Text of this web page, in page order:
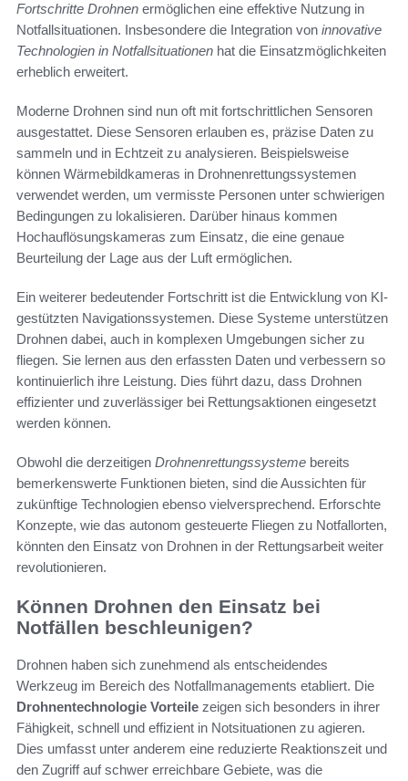
Fortschritte Drohnen ermöglichen eine effektive Nutzung in
Notfallsituationen. Insbesondere die Integration von innovative
Technologien in Notfallsituationen hat die Einsatzmöglichkeiten
erheblich erweitert.
Moderne Drohnen sind nun oft mit fortschrittlichen Sensoren
ausgestattet. Diese Sensoren erlauben es, präzise Daten zu
sammeln und in Echtzeit zu analysieren. Beispielsweise
können Wärmebildkameras in Drohnenrettungssystemen
verwendet werden, um vermisste Personen unter schwierigen
Bedingungen zu lokalisieren. Darüber hinaus kommen
Hochauflösungskameras zum Einsatz, die eine genaue
Beurteilung der Lage aus der Luft ermöglichen.
Ein weiterer bedeutender Fortschritt ist die Entwicklung von KI-
gestützten Navigationssystemen. Diese Systeme unterstützen
Drohnen dabei, auch in komplexen Umgebungen sicher zu
fliegen. Sie lernen aus den erfassten Daten und verbessern so
kontinuierlich ihre Leistung. Dies führt dazu, dass Drohnen
effizienter und zuverlässiger bei Rettungsaktionen eingesetzt
werden können.
Obwohl die derzeitigen Drohnenrettungssysteme bereits
bemerkenswerte Funktionen bieten, sind die Aussichten für
zukünftige Technologien ebenso vielversprechend. Erforschte
Konzepte, wie das autonom gesteuerte Fliegen zu Notfallorten,
könnten den Einsatz von Drohnen in der Rettungsarbeit weiter
revolutionieren.
Können Drohnen den Einsatz bei
Notfällen beschleunigen?
Drohnen haben sich zunehmend als entscheidendes
Werkzeug im Bereich des Notfallmanagements etabliert. Die
Drohnentechnologie Vorteile zeigen sich besonders in ihrer
Fähigkeit, schnell und effizient in Notsituationen zu agieren.
Dies umfasst unter anderem eine reduzierte Reaktionszeit und
den Zugriff auf schwer erreichbare Gebiete, was die